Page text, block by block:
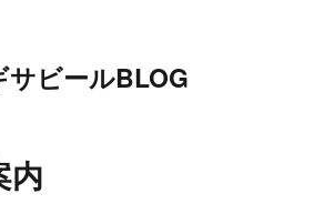
サビールBLOG
内